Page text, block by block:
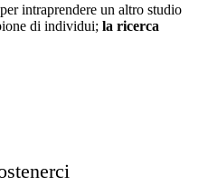
intraprendere un altro studio
di individui; la ricerca